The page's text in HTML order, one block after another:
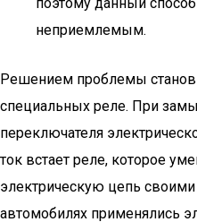
неприемлемым.
Решением проблемы
специальных реле. При
переключателя
ток встает реле, которое
электрическую цепь
автомобилях применялись